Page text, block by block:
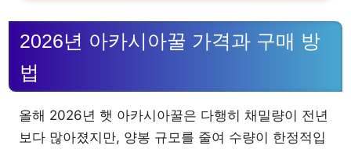
2026년 아카시아꿀 가격과 구매 방
법
올해 2026년 햇 아카시아꿀은 다행히 채밀량이 전년
보다 많아졌지만, 양봉 규모를 줄여 수량이 한정적입